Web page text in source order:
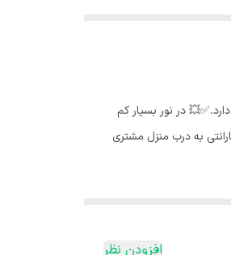
در نور بسیار کم
به درب منزل مشتری
افزودن نظر